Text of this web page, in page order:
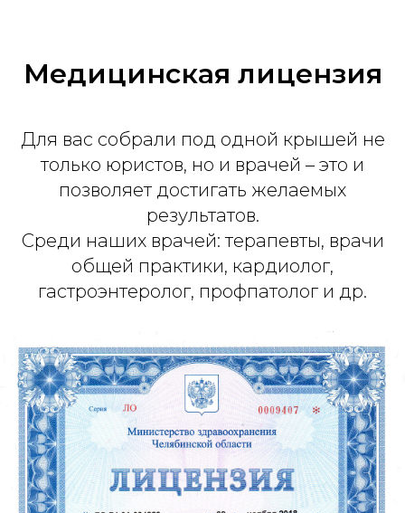
Медицинская лицензия
Для вас собрали под одной крышей не
только юристов, но и врачей – это и
позволяет достигать желаемых
результатов.
Среди наших врачей: терапевты, врачи
общей практики, кардиолог,
гастроэнтеролог, профпатолог и др.